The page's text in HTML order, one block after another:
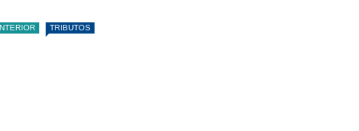
TRIBUTOS